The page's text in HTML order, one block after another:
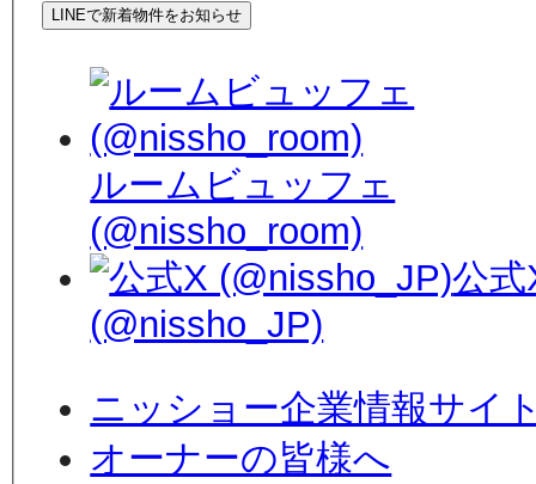
LINEで新着物件をお知らせ
ルームビュッフェ
(@nissho_room)
公式
(@nissho_JP)
ニッショー企業情報サイ
オーナーの皆様へ